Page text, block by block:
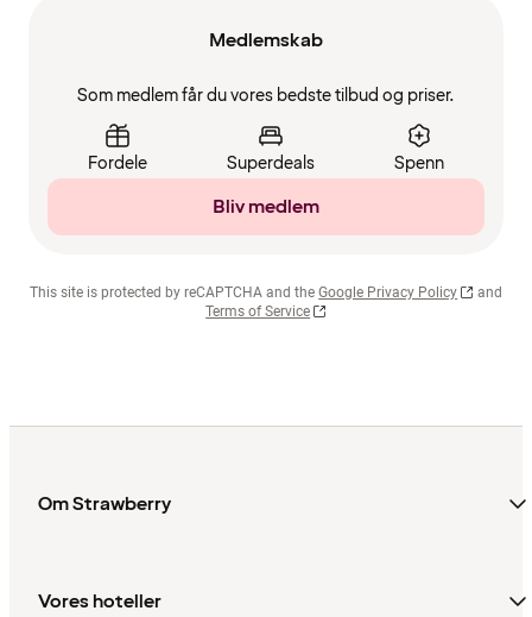
Medlemskab
Som medlem får du vores bedste tilbud og priser.
Fordele Superdeals Spenn
Bliv medlem
This site is protected by reCAPTCHA and the Google Privacy Policy
and
Terms of Service
Om Strawberry
Vores hoteller